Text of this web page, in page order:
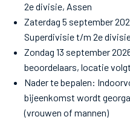
2e divisie, Assen
Zaterdag 5 september
Superdivisie t/m 2e
Zondag 13 september
beoordelaars, locatie volgt
Nader te bepalen:
bijeenkomst wordt
(vrouwen of mannen)